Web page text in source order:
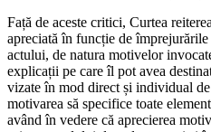
Față de aceste critici, Curtea
apreciată în funcție de
actului, de natura motivelor
explicații pe care îl pot avea
vizate în mod direct și individual
motivarea să specifice toate
având în vedere că aprecierea